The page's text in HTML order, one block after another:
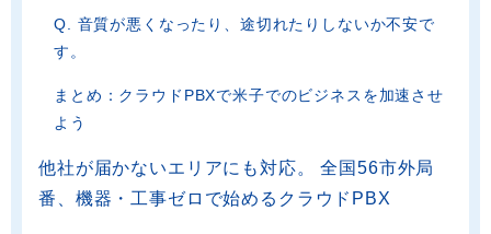
Q. 音質が悪くなったり、途切れたりしないか不安で
す。
まとめ：クラウドPBXで米子でのビジネスを加速させ
よう
他社が届かないエリアにも対応。 全国56市外局
番、機器・工事ゼロで始めるクラウドPBX